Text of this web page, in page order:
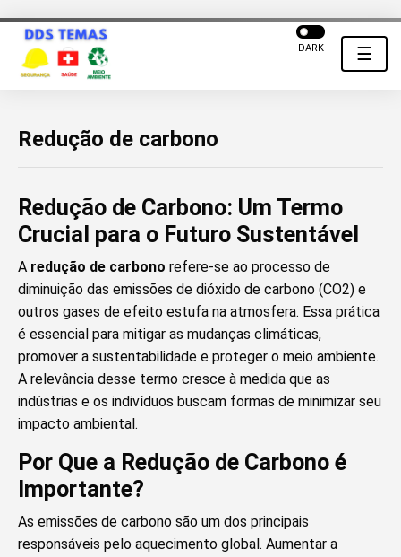
☰
DARK
Redução de carbono
Redução de Carbono: Um Termo
Crucial para o Futuro Sustentável
A redução de carbono refere-se ao processo de
diminuição das emissões de dióxido de carbono (CO2) e
outros gases de efeito estufa na atmosfera. Essa prática
é essencial para mitigar as mudanças climáticas,
promover a sustentabilidade e proteger o meio ambiente.
A relevância desse termo cresce à medida que as
indústrias e os indivíduos buscam formas de minimizar seu
impacto ambiental.
Por Que a Redução de Carbono é
Importante?
As emissões de carbono são um dos principais
responsáveis pelo aquecimento global. Aumentar a